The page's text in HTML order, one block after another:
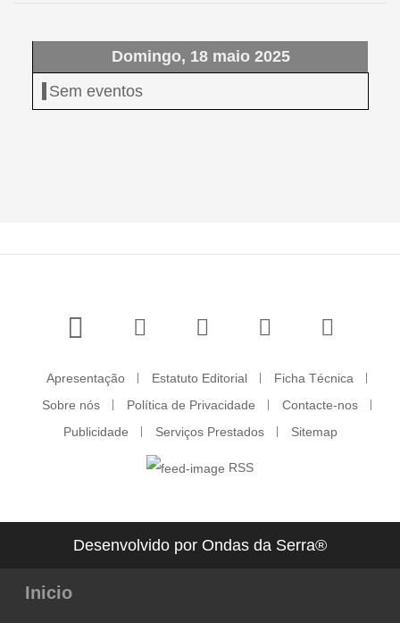
Domingo, 18 maio 2025
Sem eventos
Apresentação Estatuto Editorial
Ficha Técnica
Sobre nós
Política de Privacidade
Contacte-nos
Publicidade
Serviços Prestados Sitemap
RSS
Desenvolvido por Ondas da Serra®
Inicio